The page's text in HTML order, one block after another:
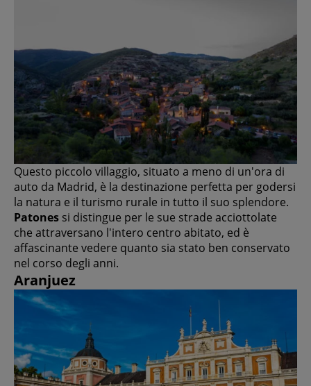
Questo piccolo villaggio, situato a meno di un'ora di
auto da Madrid, è la destinazione perfetta per godersi
la natura e il turismo rurale in tutto il suo splendore.
Patones si distingue per le sue strade acciottolate
che attraversano l'intero centro abitato, ed è
affascinante vedere quanto sia stato ben conservato
nel corso degli anni.
Aranjuez